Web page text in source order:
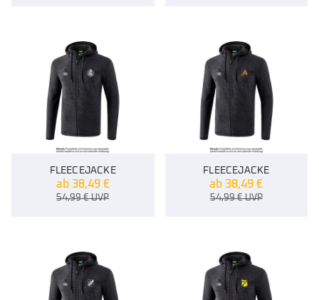
FLEECEJACKE
ab 38,49 €
54,99€UVP
FLEECEJACKE
ab 38,49€
54,99€UVP